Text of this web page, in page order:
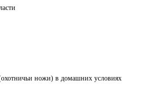
ножи) в домашних условиях